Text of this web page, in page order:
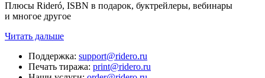
Плюсы Rideró, ISBN в подарок, буктрейлеры, вебинары
и многое другое
Читать дальше
Поддержка: support@ridero.ru
Печать тиража: print@ridero.ru